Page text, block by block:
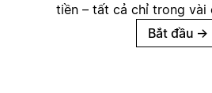
tiền – tất cả chỉ trong vài
Bắt đầu →